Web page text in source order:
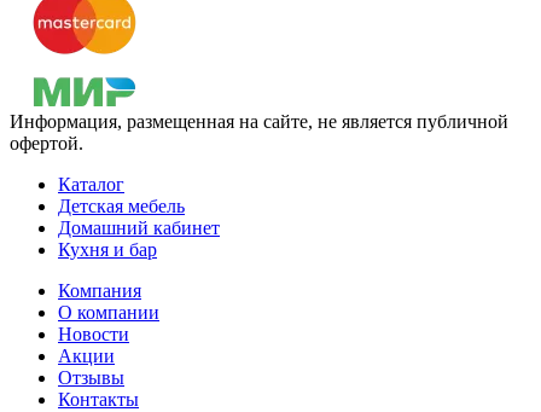
Информация, размещенная на сайте, не является публичной
офертой.
Каталог
Детская мебель
Домашний кабинет
Кухня и бар
Компания
О компании
Новости
Акции
Отзывы
Контакты